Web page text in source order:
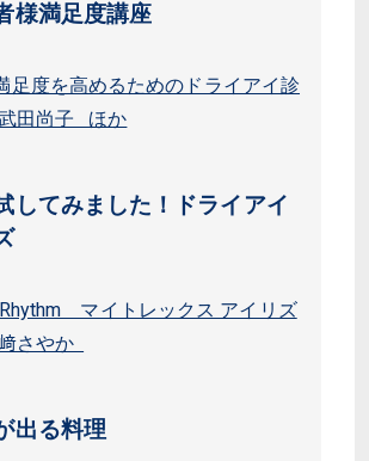
満足度講座
足度を高めるためのドライアイ診
田尚子 ほか
してみました！ドライアイ
マイトレックス アイリズ
さやか
る料理